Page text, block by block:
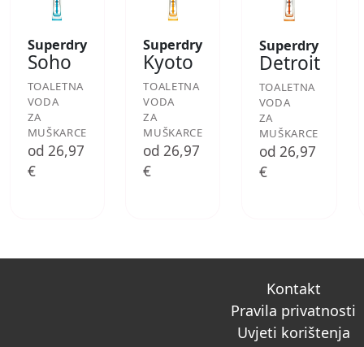
Superdry
Soho
TOALETNA
VODA
ZA
MUŠKARCE
od 26,97
€
Superdry
Kyoto
TOALETNA
VODA
ZA
MUŠKARCE
od 26,97
€
Superdry
Detroit
TOALETNA
VODA
ZA
MUŠKARCE
od 26,97
€
Kontakt
Pravila privatnosti
Uvjeti korištenja